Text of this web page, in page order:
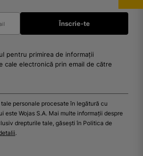
pentru primirea de informații
cale electronică prin email de către
personale procesate în legătură cu
este Wojas S.A. Mai multe informații despre
drepturile tale, găsești în Politica de
.